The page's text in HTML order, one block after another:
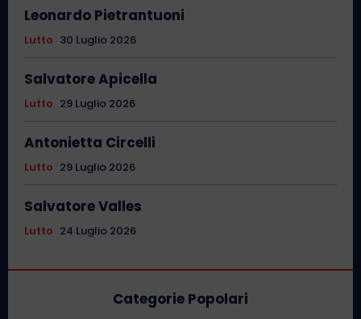
Leonardo Pietrantuoni
Lutto 30 Luglio 2026
Salvatore Apicella
Lutto 29 Luglio 2026
Antonietta Circelli
Lutto 29 Luglio 2026
Salvatore Valles
Lutto 24 Luglio 2026
Categorie Popolari